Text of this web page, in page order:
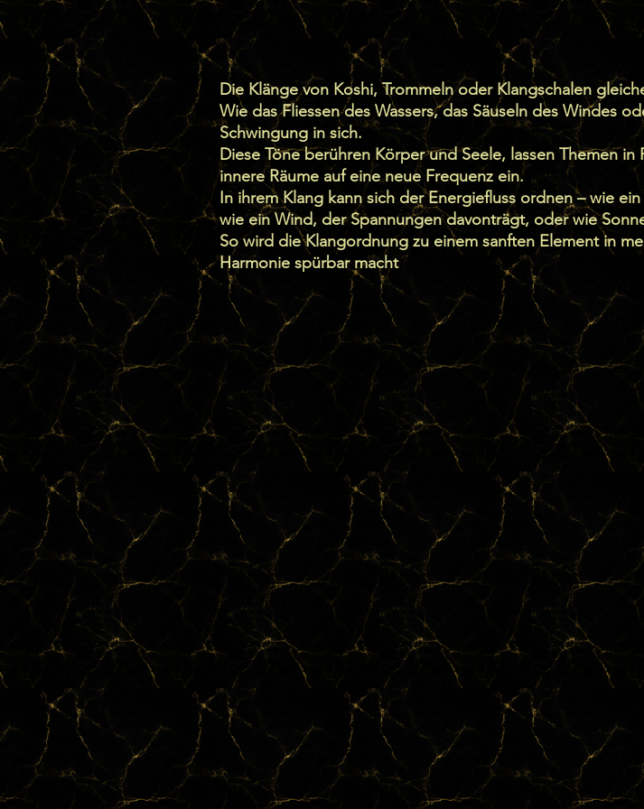
Die Klänge von Koshi, Trommeln oder Klangschalen
Wie das Fliessen des Wassers, das Säuseln des Windes
Schwingung in sich.
Diese Töne berühren Körper und Seele, lassen Themen
innere Räume auf eine neue Frequenz ein.
In ihrem Klang kann sich der Energiefluss ordnen – wie
wie ein Wind, der Spannungen davonträgt, oder wie
So wird die Klangordnung zu einem sanften Element in
Harmonie spürbar macht